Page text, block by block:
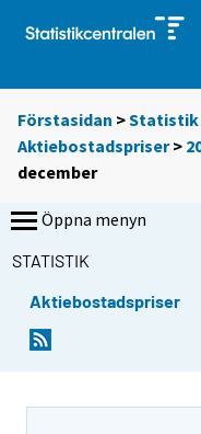
Förstasidan >Statistik
Aktiebostadspriser>
december
Öppna menyn
STATISTIK
Aktiebostadspriser